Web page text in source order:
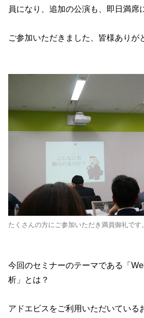
員になり、追加の公演も、即日満席
ご参加いただきました、皆様ありが
たくさんの方にご参加いただき満員御礼です
今回のセミナーのテーマである「
析」とは？
アドエビスをご利用いただいている